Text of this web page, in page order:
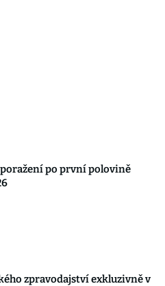
po první polovině
zpravodajství exkluzivně v